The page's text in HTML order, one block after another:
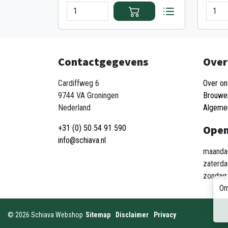
Contactgegevens
Cardiffweg 6
9744 VA Groningen
Nederland
+31 (0) 50 54 91 590
info@schiava.nl
Over
© 2026 Schiava Webshop Sitemap Disclaimer Privacy